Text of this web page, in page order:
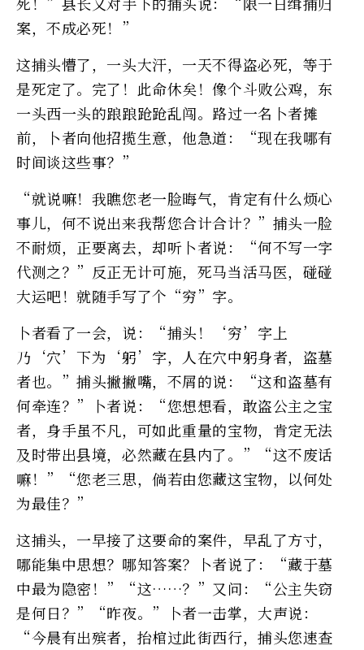
案，不成必死！”
这捕头懵了，一头大汗，一天不得盗必死，等于
是死定了。完了！此命休矣！像个斗败公鸡，东
一头西一头的踉踉跄跄乱闯。路过一名卜者摊
前，卜者向他招揽生意，他急道：“现在我哪有
时间谈这些事？”
“就说嘛！我瞧您老一脸晦气，肯定有什么烦心
事儿，何不说出来我帮您合计合计？”捕头一脸
不耐烦，正要离去，却听卜者说：“何不写一字
代测之？”反正无计可施，死马当活马医，碰碰
大运吧！就随手写了个“穷”字。
卜者看了一会，说：“捕头！‘穷’字上
乃‘穴’下为‘躬’字，人在穴中躬身者，盗墓
者也。”捕头撇撇嘴，不屑的说：“这和盗墓有
何牵连？”卜者说：“您想想看，敢盗公主之宝
者，身手虽不凡，可如此重量的宝物，肯定无法
及时带出县境，必然藏在县内了。”“这不废话
嘛！”“您老三思，倘若由您藏这宝物，以何处
为最佳？”
这捕头，一早接了这要命的案件，早乱了方寸，
哪能集中思想？哪知答案？卜者说了：“藏于墓
中最为隐密！”“这……？”又问：“公主失窃
是何日？”“昨夜。”卜者一击掌，大声说：
“今晨有出殡者，抬棺过此街西行，捕头您速查